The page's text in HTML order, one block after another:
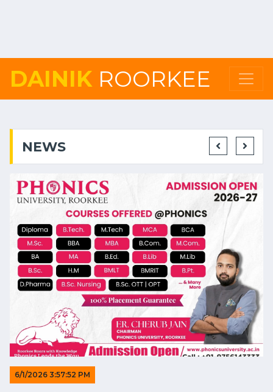
DAINIK ROORKEE
NEWS
6/1/2026 3:57:52 PM